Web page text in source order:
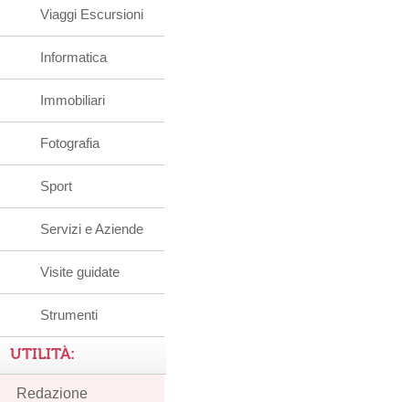
Viaggi Escursioni
Informatica
Immobiliari
Fotografia
Sport
Servizi e Aziende
Visite guidate
Strumenti
UTILITÀ:
Redazione